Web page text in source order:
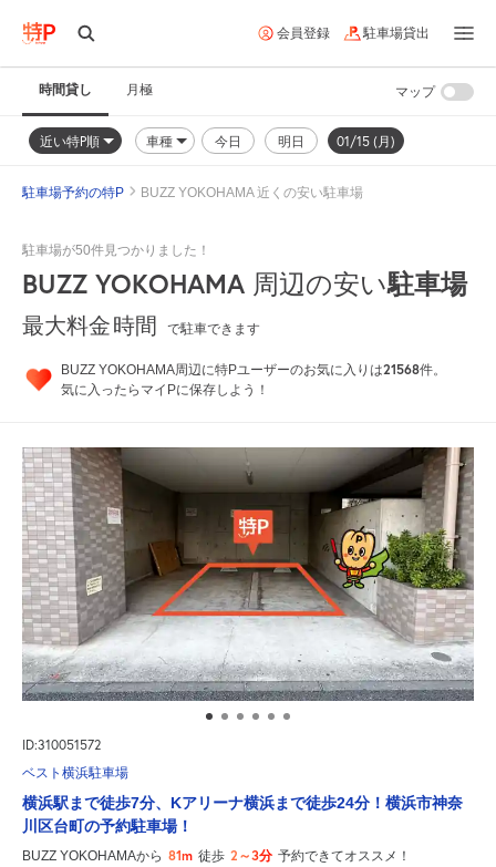
会員登録 駐車場貸出
時間貸し 月極
近い特P順 車種 今日 明日 01/15 (月)
マップ
駐車場予約の特P BUZZ YOKOHAMA 近くの安い駐車場
駐車場が50件見つかりました！
BUZZ YOKOHAMA 周辺の安い駐車場
最大料金時間 で駐車できます
BUZZ YOKOHAMA周辺に特Pユーザーのお気に入りは21568件。
気に入ったらマイPに保存しよう！
ID:310051572
ベスト横浜駐車場
横浜駅まで徒歩7分、Kアリーナ横浜まで徒歩24分！横浜市神奈
川区台町の予約駐車場！
BUZZ YOKOHAMAから 81m 徒歩 2～3分 予約できてオススメ！